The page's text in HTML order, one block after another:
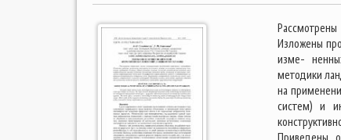
Изложены
изме-
методики
на
систем) и